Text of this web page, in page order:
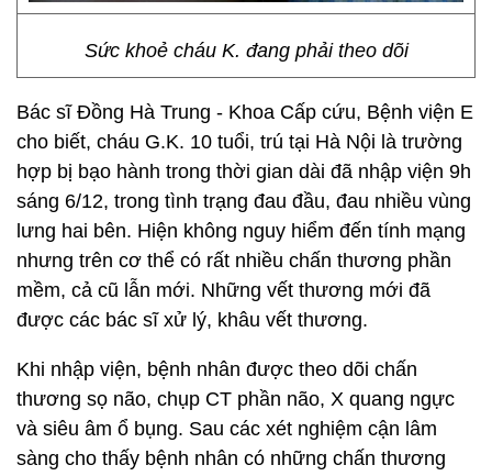
Sức khoẻ cháu K. đang phải theo dõi
Bác sĩ Đồng Hà Trung - Khoa Cấp cứu, Bệnh viện E
cho biết, cháu G.K. 10 tuổi, trú tại Hà Nội là trường
hợp bị bạo hành trong thời gian dài đã nhập viện 9h
sáng 6/12, trong tình trạng đau đầu, đau nhiều vùng
lưng hai bên. Hiện không nguy hiểm đến tính mạng
nhưng trên cơ thể có rất nhiều chấn thương phần
mềm, cả cũ lẫn mới. Những vết thương mới đã
được các bác sĩ xử lý, khâu vết thương.
Khi nhập viện, bệnh nhân được theo dõi chấn
thương sọ não, chụp CT phần não, X quang ngực
và siêu âm ổ bụng. Sau các xét nghiệm cận lâm
sàng cho thấy bệnh nhân có những chấn thương